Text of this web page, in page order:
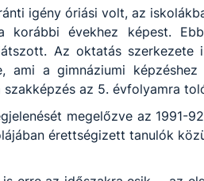
igény óriási volt, az
korábbi évekhez képest.
Az oktatás
ami a gimnáziumi
szakképzés az 5. évfolyamra
megelőzve az 1991-
érettségizett tanulók